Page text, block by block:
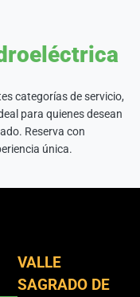
categorías de servicio,
para quienes desean
Reserva con
única.
VALLE
SAGRADO DE